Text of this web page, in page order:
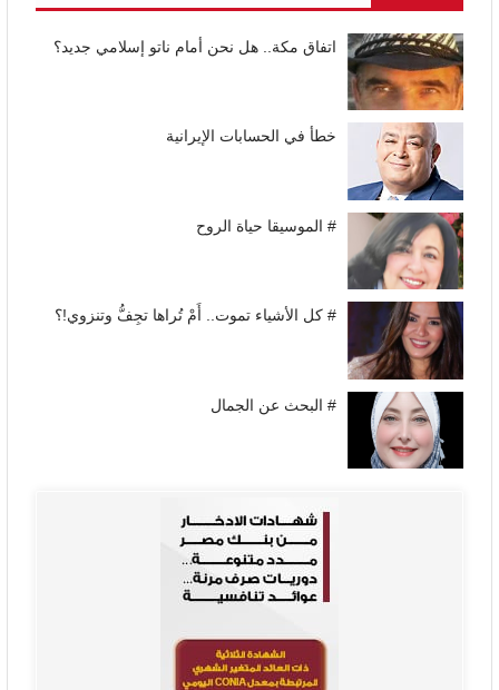
اتفاق مكة.. هل نحن أمام ناتو إسلامي جديد؟
خطأ في الحسابات الإيرانية
# الموسيقا حياة الروح
# كل الأشياء تموت.. أَمْ تُراها تجِفُّ وتنزوي!؟
# البحث عن الجمال